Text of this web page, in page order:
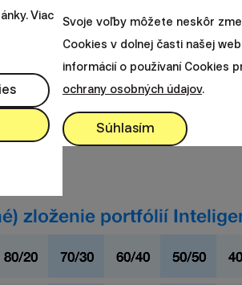
na ktorých sme
viac ako väčšina aktívne
portfólia?
pokiaľ by sme nemali
mohli testovať rôzne spôsoby
Viac
Svoje voľby môžete neskôr
Cookies v dolnej časti našej
informácií o používaní Cookies
ochrany osobných údajov.
Súhlasím